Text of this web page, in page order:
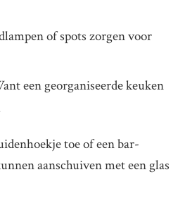
of spots zorgen voor
een georganiseerde keuken
toe of een bar-
aanschuiven met een glas